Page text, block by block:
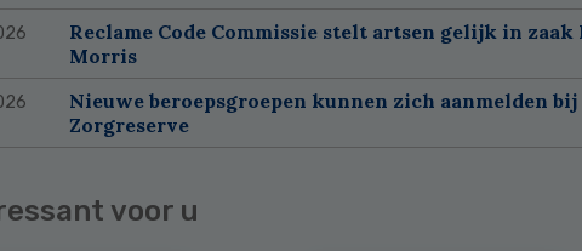
Reclame Code Commissie stelt artsen gelijk in
Morris
Nieuwe beroepsgroepen kunnen zich aanmelden
Zorgreserve
voor u